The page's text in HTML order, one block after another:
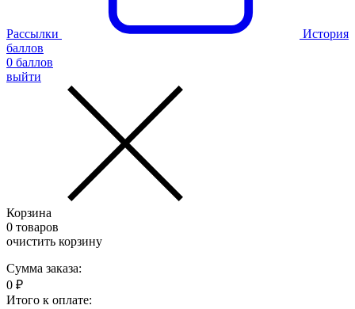
Рассылки
История
баллов
0 баллов
выйти
Корзина
0 товаров
очистить корзину
Сумма заказа:
0 ₽
Итого к оплате: